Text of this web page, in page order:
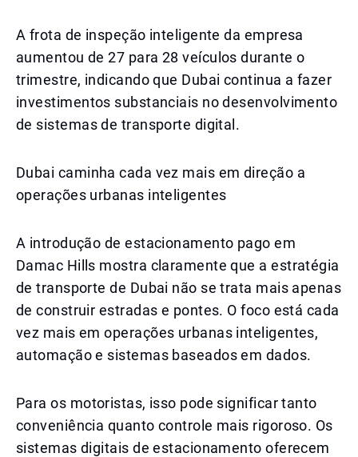
A frota de inspeção inteligente da empresa
aumentou de 27 para 28 veículos durante o
trimestre, indicando que Dubai continua a fazer
investimentos substanciais no desenvolvimento
de sistemas de transporte digital.
Dubai caminha cada vez mais em direção a
operações urbanas inteligentes
A introdução de estacionamento pago em
Damac Hills mostra claramente que a estratégia
de transporte de Dubai não se trata mais apenas
de construir estradas e pontes. O foco está cada
vez mais em operações urbanas inteligentes,
automação e sistemas baseados em dados.
Para os motoristas, isso pode significar tanto
conveniência quanto controle mais rigoroso. Os
sistemas digitais de estacionamento oferecem